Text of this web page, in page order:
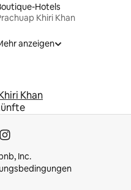
Hotels
Khiri Khan
anzeigen
Khan
Inc.